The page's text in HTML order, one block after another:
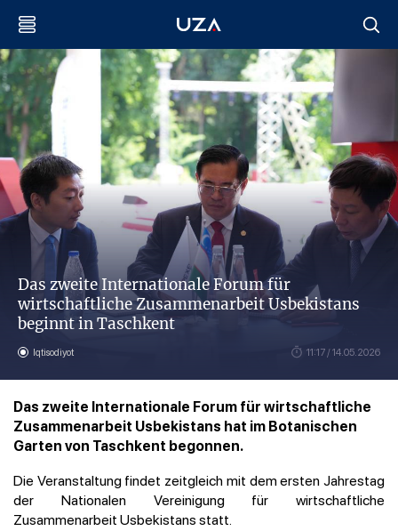
Das zweite Internationale Forum für
wirtschaftliche Zusammenarbeit Usbekistans
beginnt in Taschkent
Iqtisodiyot 11:17 / 14.05.2026
Das zweite Internationale Forum für wirtschaftliche
Zusammenarbeit Usbekistans hat im Botanischen
Garten von Taschkent begonnen.
Die Veranstaltung findet zeitgleich mit dem ersten Jahrestag
der Nationalen Vereinigung für wirtschaftliche
Zusammenarbeit Usbekistans statt.